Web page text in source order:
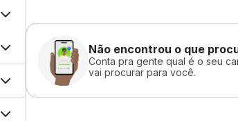
Não encontrou o que
Conta pra gente qual é o seu
vai procurar para você.